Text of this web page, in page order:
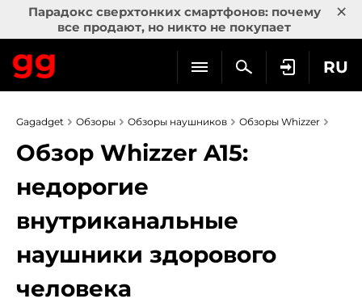
Парадокс сверхтонких смартфонов: почему
все продают, но никто не покупает
×
RU
Gagadget Обзоры Обзоры наушников Обзоры Whizzer
Обзор Whizzer A15:
недорогие
внутриканальные
наушники здорового
человека